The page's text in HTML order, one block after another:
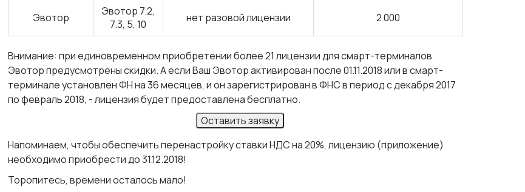
Эвотор
Эвотор 7.2,
7.3, 5, 10
нет разовой лицензии 2 000
Внимание: при единовременном приобретении более 21 лицензии для смарт-терминалов
Эвотор предусмотрены скидки. А если Ваш Эвотор активирован после 01.11.2018 или в смарт-
терминале установлен ФН на 36 месяцев, и он зарегистрирован в ФНС в период с декабря 2017
по февраль 2018, - лицензия будет предоставлена бесплатно.
Оставить заявку
Напоминаем, чтобы обеспечить перенастройку ставки НДС на 20%, лицензию (приложение)
необходимо приобрестидо 31.12.2018!
Торопитесь, времени осталось мало!